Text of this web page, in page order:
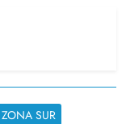
ZONA SUR